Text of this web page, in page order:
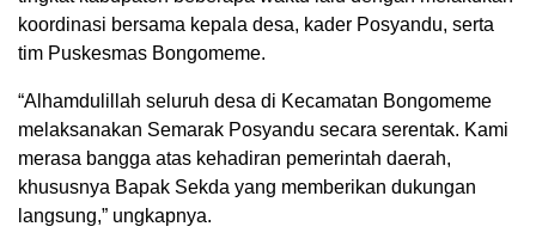
koordinasi bersama kepala desa, kader Posyandu, serta
tim Puskesmas Bongomeme.
“Alhamdulillah seluruh desa di Kecamatan Bongomeme
melaksanakan Semarak Posyandu secara serentak. Kami
merasa bangga atas kehadiran pemerintah daerah,
khususnya Bapak Sekda yang memberikan dukungan
langsung,” ungkapnya.